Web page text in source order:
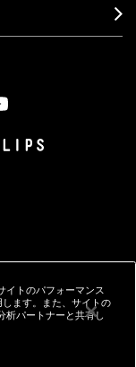
に基づく表記
の偽造品について
ー
クッキーを管理
RIGHTS RESERVED
イトのパフォーマンス
ます。また、サイトの
析パートナーと共有し